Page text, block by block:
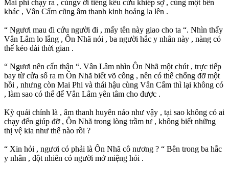
Mai phi chạy ra , cùngv ới tiếng kêu cứu khiếp sợ , cùng một bên
khác , Vân Cẩm cũng âm thanh kinh hoảng la lên .
“ Ngươi mau đi cứu người đi , mấy tên này giao cho ta “. Nhìn thấy
Vân Lâm lo lắng , Ôn Nhã nói , ba người hắc y nhân này , nàng có
thể kéo dài thời gian .
“ Ngươi nên cẩn thận “. Vân Lâm nhìn Ôn Nhã một chút , trực tiếp
bay từ cửa sổ ra m Ôn Nhã biết võ công , nên có thể chống đỡ một
hồi , nhưng còn Mai Phi và thái hậu cùng Vân Cẩm thì lại không có
, làm sao có thể để Vân Lâm yên tâm cho được .
Kỳ quái chính là , âm thanh huyên náo như vậy , tại sao không có ai
chạy đến giúp đỡ , Ôn Nhã trong lòng trầm tư , không biết những
thị vệ kia như thế nào rồi ?
“ Xin hỏi , ngươi có phải là Ôn Nhã cô nương ? “ Bên trong ba hắc
y nhân , đột nhiên có người mở miệng hỏi .